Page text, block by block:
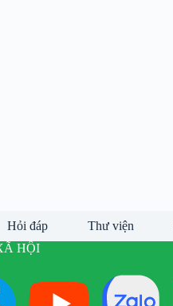
Hỏi đáp Thư viện
HỘI